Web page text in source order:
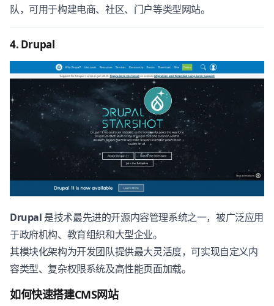
队，可用于构建电商、社区、门户等类型网站。
4. Drupal
Drupal 是技术最先进的开源内容管理系统之一，被广泛应用
于政府机构、教育组织和大型企业。
其模块化架构为开发团队提供最大灵活度，可实现自定义内
容类型、复杂权限系统及高性能页面加载。
如何快速搭建CMS网站